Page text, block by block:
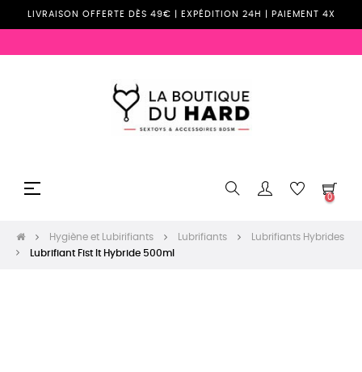
LIVRAISON OFFERTE DÈS 49€ | EXPÉDITION 24H | PAIEMENT 4X
Basculer
☰
0
Hygiène et Lubirifiants Lubrifiants
Lubrifiants Hybrides
Lubrifiant Fist It Hybride 500ml